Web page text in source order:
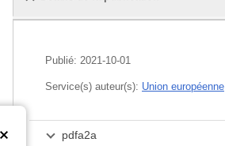
Pack
Publié: 2021-10-01
Service(s) auteur(s): Union européenne
pdfa2a